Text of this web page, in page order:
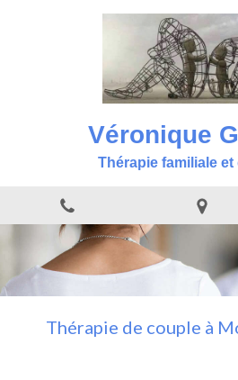
Véronique
Thérapie familiale
Thérapie de couple à